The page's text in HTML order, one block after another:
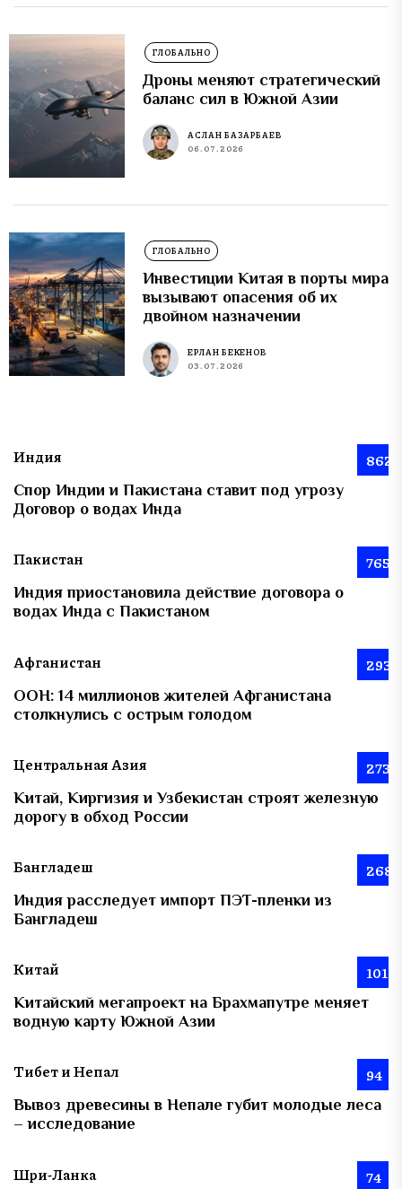
ГЛОБАЛЬНО
Дроны меняют стратегический
баланс сил в Южной Азии
АСЛАН БАЗАРБАЕВ
06.07.2026
ГЛОБАЛЬНО
Инвестиции Китая в порты мира
вызывают опасения об их
двойном назначении
ЕРЛАН БЕКЕНОВ
03.07.2026
Индия 862
Спор Индии и Пакистана ставит под угрозу
Договор о водах Инда
Пакистан 765
Индия приостановила действие договора о
водах Инда с Пакистаном
Афганистан 293
ООН: 14 миллионов жителей Афганистана
столкнулись с острым голодом
Центральная Азия 273
Китай, Киргизия и Узбекистан строят железную
дорогу в обход России
Бангладеш 268
Индия расследует импорт ПЭТ-пленки из
Бангладеш
Китай 101
Китайский мегапроект на Брахмапутре меняет
водную карту Южной Азии
Тибет и Непал 94
Вывоз древесины в Непале губит молодые леса
– исследование
Шри-Ланка 74